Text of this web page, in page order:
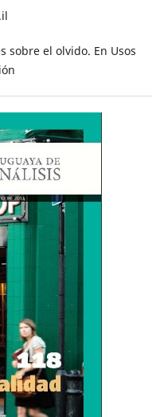
sobre el olvido. En Usos